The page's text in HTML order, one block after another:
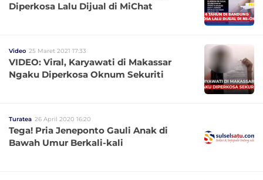
Diperkosa Lalu Dijual di MiChat
Video 25 Maret 2021 17:33
VIDEO: Viral, Karyawati di Makassar
Ngaku Diperkosa Oknum Sekuriti
Turatea 26 April 2020 16:20
Tega! Pria Jeneponto Gauli Anak di
Bawah Umur Berkali-kali